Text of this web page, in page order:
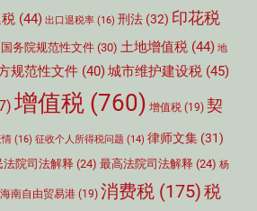
(44) 出口退税率 (16) 刑法 (32) 印花税
国务院规范性文件 (30) 土地增值税 (44) 地
规范性文件 (40)城市维护建设税 (45)
增值税 (760) 增值税 (19) 契
情 (16) 征收个人所得税问题 (14) 律师文集 (31)
法院司法解释 (24) 最高法院司法解释 (24) 杨
海南自由贸易港 (19) 消费税 (175)税